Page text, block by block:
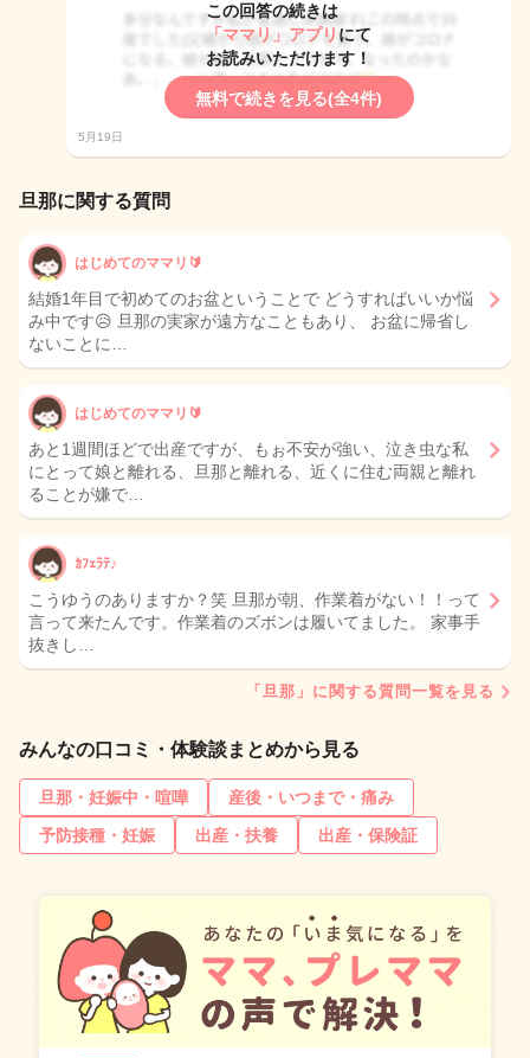
この回答の続きは
「ママリ」アプリ にて
お読みいただけます！
無料で続きを見る(全4件)
5月19日
旦那に関する質問
はじめてのママリ🔰
結婚1年目で初めてのお盆ということで どうすればいいか悩
み中です😥 旦那の実家が遠方なこともあり、 お盆に帰省し
ないことに…
はじめてのママリ🔰
あと1週間ほどで出産ですが、もぉ不安が強い、泣き虫な私
にとって娘と離れる、旦那と離れる、近くに住む両親と離れ
ることが嫌で…
ｶﾌｪﾗﾃ♪
こうゆうのありますか？笑 旦那が朝、作業着がない！！って
言って来たんです。作業着のズボンは履いてました。 家事手
抜きし…
「旦那」に関する質問一覧を見る
みんなの口コミ・体験談まとめから見る
旦那・妊娠中・喧嘩
産後・いつまで・痛み
予防接種・妊娠
出産・扶養 出産・保険証